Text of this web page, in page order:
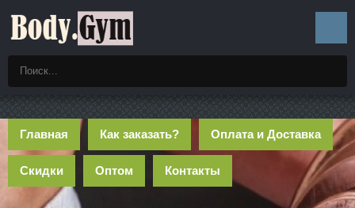
Главная Как заказать? Оплата и Доставка
Скидки Оптом Контакты